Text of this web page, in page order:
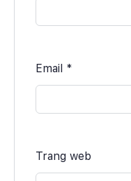
Email *
Trang web